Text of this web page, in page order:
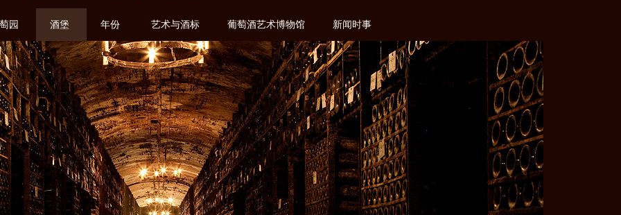
园 酒堡 年份 艺术与酒标 葡萄酒艺术博物馆 新闻时事